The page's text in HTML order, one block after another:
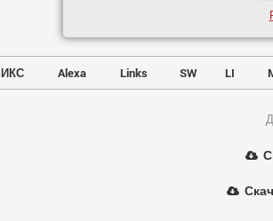
ИКС Alexa Links SW LI